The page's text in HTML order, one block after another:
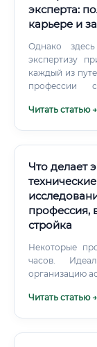
эксперта:
карьере и
Однако
экспертизу
каждый из
профессии
хозяйство»,
Читать статью →
Что делает
профессия,
стройка
Некоторые
часов.
организацию
Читать статью →